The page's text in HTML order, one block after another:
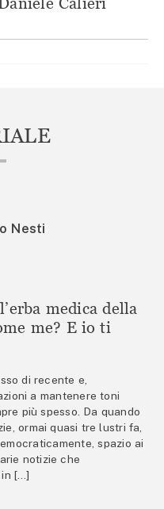
Nesti
medica della
me? E io ti
di recente e,
a mantenere toni
più spesso. Da quando
ormai quasi tre lustri fa,
spazio ai
notizie che
in […]